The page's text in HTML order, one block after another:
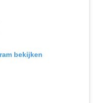
bekijken